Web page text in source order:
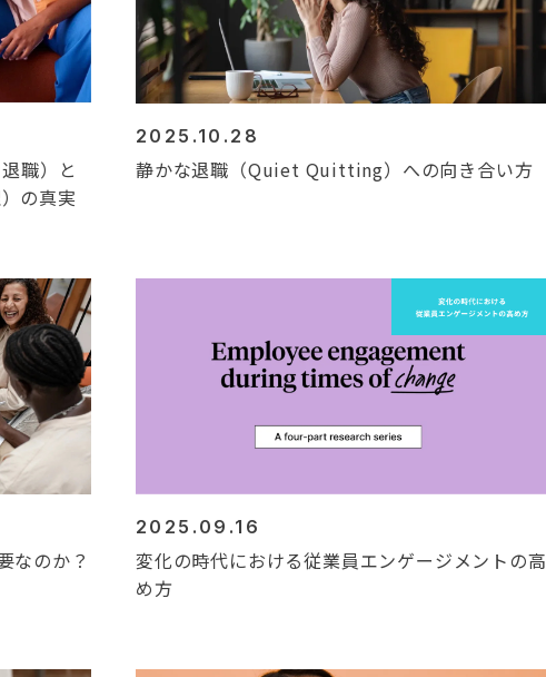
職）と
の真実
2025.10.28
静かな退職（Quiet Quitting）への向き合い方
なのか？
2025.09.16
変化の時代における従業員エンゲージメントの高
め方